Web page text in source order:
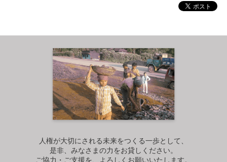
人権が大切にされる未来をつくる一歩として、
是非、みなさまの力をお貸しください。
ご協力・ご支援を、よろしくお願いいたします。